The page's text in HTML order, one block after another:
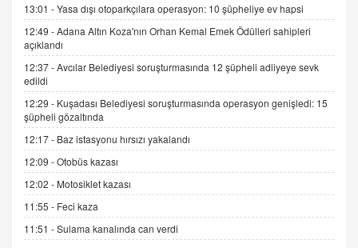
SEHER EREK
Kış Ayları Geldi, Hangi Önlemler Alınmalı?
İNCİ GÜL AKÖL
Trump Keşke Adana'yı da Ziyaret Etse...
06.07.2026 13:00
ADEM AKÖL
Esed Destekçilerinin Yüzüne Vurulan Şamar:
Sednaya
11.12.2024 12:30
13:01 -Yasa dışı otoparkçılara operasyon: 10 şüpheliye ev hapsi
12:49 -Adana Altın Koza'nın Orhan Kemal Emek Ödülleri sahipleri
açıklandı
12:37 -Avcılar Belediyesi soruşturmasında 12 şüpheli adliyeye sevk
edildi
12:29 - Kuşadası Belediyesi soruşturmasında operasyon genişledi: 15
şüpheli gözaltında
12:17 - Baz istasyonu hırsızı yakalandı
12:09 -Otobüs kazası
12:02 - Motosiklet kazası
11:55 - Feci kaza
11:51 -Sulama kanalında can verdi